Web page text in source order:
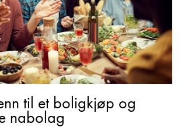
til et boligkjøp og
nabolag